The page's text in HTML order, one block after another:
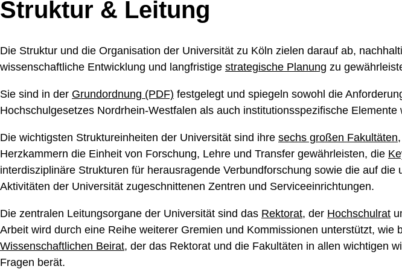
Struktur & Leitung
Die Struktur und die Organisation der Universität zu Köln zielen darauf ab,
wissenschaftliche Entwicklung und langfristige strategische Planung zu
Sie sind in der Grundordnung (PDF) festgelegt und spiegeln sowohl die
Hochschulgesetzes Nordrhein-Westfalen als auch institutionsspezifische Elemente
Die wichtigsten Struktureinheiten der Universität sind ihre sechs großen Fakultäten
Herzkammern die Einheit von Forschung, Lehre und Transfer gewährleisten, die
interdisziplinäre Strukturen für herausragende Verbundforschung sowie die auf die
Aktivitäten der Universität zugeschnittenen Zentren und Serviceeinrichtungen.
Die zentralen Leitungsorgane der Universität sind das Rektorat, der Hochschulrat
Arbeit wird durch eine Reihe weiterer Gremien und Kommissionen unterstützt, wie
Wissenschaftlichen Beirat, der das Rektorat und die Fakultäten in allen wichtigen
Fragen berät.